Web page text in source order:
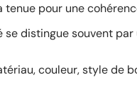
tenue pour une
distingue souvent
couleur, style de